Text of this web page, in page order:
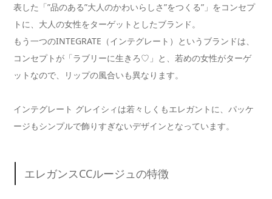
表した「”品のある”大人のかわいらしさ”をつくる”」をコンセプ
トに、大人の女性をターゲットとしたブランド。
もう一つのINTEGRATE（インテグレート）というブランドは、
コンセプトが「ラブリーに生きろ♡」と、若めの女性がターゲ
ットなので、リップの風合いも異なります。
インテグレート グレイシィは若々しくもエレガントに、パッケ
ージもシンプルで飾りすぎないデザインとなっています。
エレガンスCCルージュの特徴